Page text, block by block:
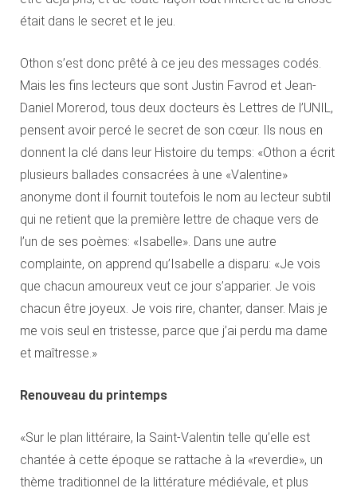
était dans le secret et le jeu.
Othon s’est donc prêté à ce jeu des messages codés.
Mais les fins lecteurs que sont Justin Favrod et Jean-
Daniel Morerod, tous deux docteurs ès Lettres de l’UNIL,
pensent avoir percé le secret de son cœur. Ils nous en
donnent la clé dans leur Histoire du temps: «Othon a écrit
plusieurs ballades consacrées à une «Valentine»
anonyme dont il fournit toutefois le nom au lecteur subtil
qui ne retient que la première lettre de chaque vers de
l’un de ses poèmes: «Isabelle». Dans une autre
complainte, on apprend qu’Isabelle a disparu: «Je vois
que chacun amoureux veut ce jour s’apparier. Je vois
chacun être joyeux. Je vois rire, chanter, danser. Mais je
me vois seul en tristesse, parce que j’ai perdu ma dame
et maîtresse.»
Renouveau du printemps
«Sur le plan littéraire, la Saint-Valentin telle qu’elle est
chantée à cette époque se rattache à la «reverdie», un
thème traditionnel de la littérature médiévale, et plus